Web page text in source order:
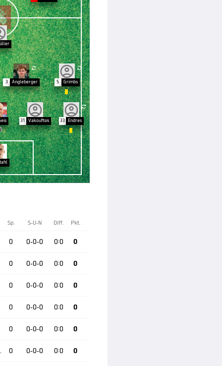

3 Angleberger

5 Grimbs

31 Vakouftsis

33 Endres

Sp. S-U-N Diff. Pkt.
0 0-0-0 0:0 0
0 0-0-0 0:0 0
0 0-0-0 0:0 0
0 0-0-0 0:0 0
0 0-0-0 0:0 0
II 0 0-0-0 0:0 0